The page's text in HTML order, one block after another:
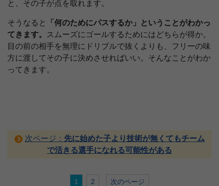
と、その子が点を取れます。
そうなると
「何のためにパスするか」ということがわかっ
てきます。
スムーズにゴールするためにはどちらが得か。
目の前の相手を無理にドリブルで抜くよりも、フリーの味
方に渡してその子に決めさせればいい。そんなことがわか
ってきます。
次ページ： 先に始めた子より技術が無くてもチーム
で活きる選手になれる可能性がある
1 2 次のページ